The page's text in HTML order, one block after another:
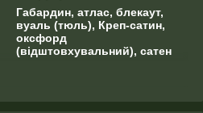
Габардин, атлас, блекаут,
вуаль (тюль), Креп-сатин,
оксфорд
(відштовхувальний), сатен